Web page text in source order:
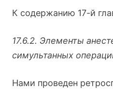
К содержанию 17-й
17.6.2. Элементы
симультанных
Нами проведен